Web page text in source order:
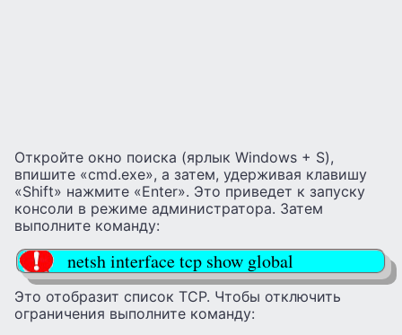
Откройте окно поиска (ярлык Windows + S),
впишите «cmd.exe», а затем, удерживая клавишу
«Shift» нажмите «Enter». Это приведет к запуску
консоли в режиме администратора. Затем
выполните команду:
netsh interface tcp show global
Это отобразит список TCP. Чтобы отключить
ограничения выполните команду: